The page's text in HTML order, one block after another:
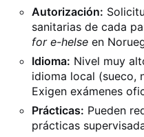
Autorización:
sanitarias de cada
for e-helse en
Idioma: Nivel muy
idioma local (sueco,
Exigen exámenes
Prácticas: Pueden
prácticas